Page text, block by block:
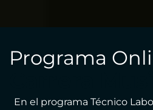
Programa
En el programa Técnico